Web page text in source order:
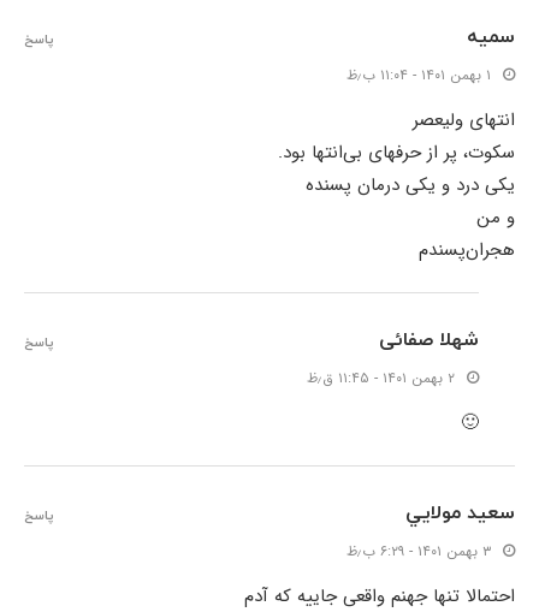
سمیه
۱ بهمن ۱۴۰۱ - ۱۱:۰۴ ب٫ظ
انتهای ولیعصر
سکوت، پر از حرفهای بی‌انتها بود.
یکی درد و یکی درمان پسنده
و من
هجران‌پسندم
پاسخ
شهلا صفائی
۲ بهمن ۱۴۰۱ - ۱۱:۴۵ ق٫ظ
🙂
پاسخ
سعيد مولايي
۳ بهمن ۱۴۰۱ - ۶:۲۹ ب٫ظ
احتمالا تنها جهنم واقعی جاییه که آدم
پاسخ